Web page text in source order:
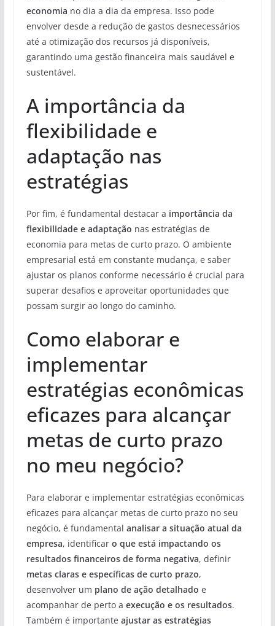
economia no dia a dia da empresa. Isso pode
envolver desde a redução de gastos desnecessários
até a otimização dos recursos já disponíveis,
garantindo uma gestão financeira mais saudável e
sustentável.
A importância da
flexibilidade e
adaptação nas
estratégias
Por fim, é fundamental destacar a importância da
flexibilidade e adaptação nas estratégias de
economia para metas de curto prazo. O ambiente
empresarial está em constante mudança, e saber
ajustar os planos conforme necessário é crucial para
superar desafios e aproveitar oportunidades que
possam surgir ao longo do caminho.
Como elaborar e
implementar
estratégias econômicas
eficazes para alcançar
metas de curto prazo
no meu negócio?
Para elaborar e implementar estratégias econômicas
eficazes para alcançar metas de curto prazo no seu
negócio, é fundamental analisar a situação atual da
empresa, identificar o que está impactando os
resultados financeiros de forma negativa, definir
metas claras e específicas de curto prazo,
desenvolver um plano de ação detalhado e
acompanhar de perto a execução e os resultados.
Também é importante ajustar as estratégias